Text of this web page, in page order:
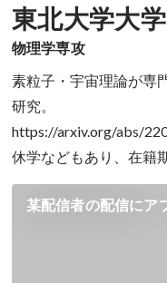
東北大学大
物理学専攻
素粒子・宇宙理論が専
研究。
https://arxiv.org/abs/
休学などもあり、在籍
某配信者の配信にア